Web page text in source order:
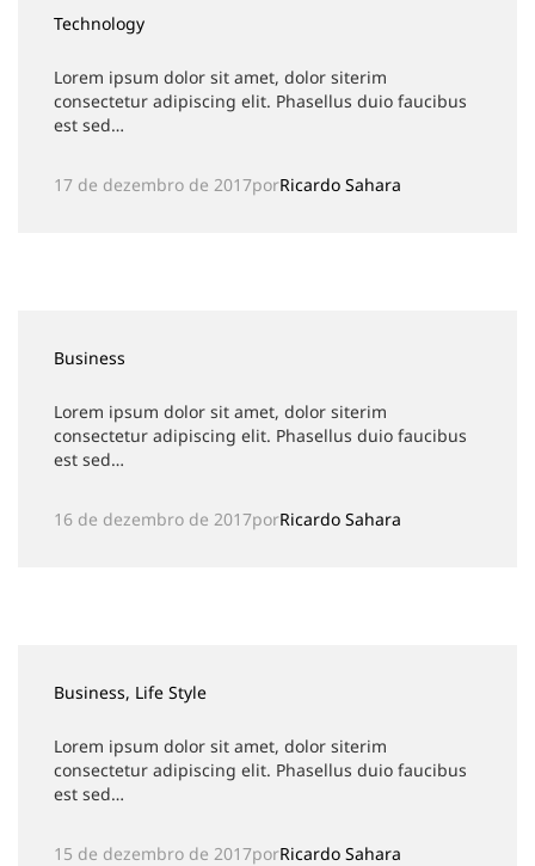
Technology
Lorem ipsum dolor sit amet, dolor siterim
consectetur adipiscing elit. Phasellus duio faucibus
est sed…
17 de dezembro de 2017porRicardo Sahara
Business
Lorem ipsum dolor sit amet, dolor siterim
consectetur adipiscing elit. Phasellus duio faucibus
est sed…
16 de dezembro de 2017porRicardo Sahara
Business, Life Style
Lorem ipsum dolor sit amet, dolor siterim
consectetur adipiscing elit. Phasellus duio faucibus
est sed…
15 de dezembro de 2017porRicardo Sahara